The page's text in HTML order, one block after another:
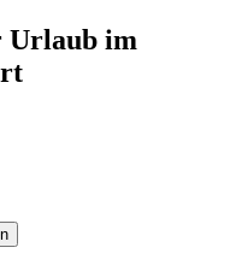
Urlaub im